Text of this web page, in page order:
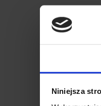
Niniejsza